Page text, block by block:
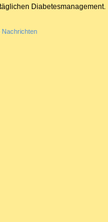
Diabetesmanagement.
Nachrichten